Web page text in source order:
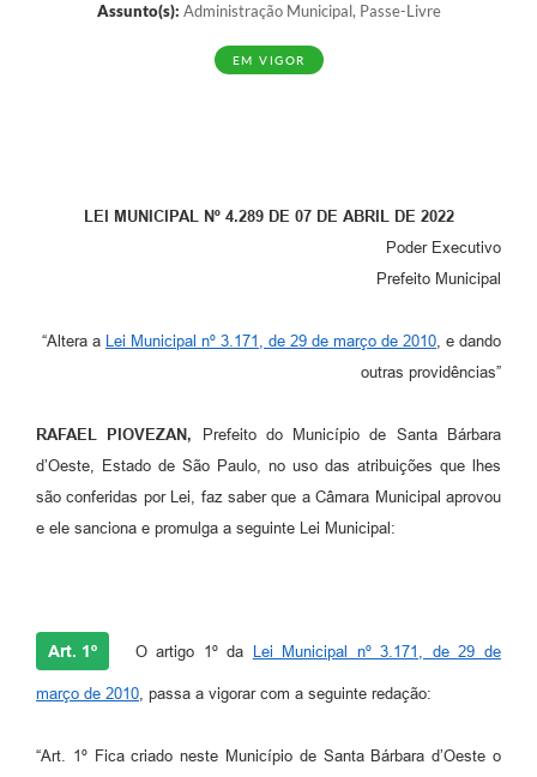
Protocolo
Parcerias com Organização da Sociedade Civil (OSC)
Lei Aldir Blanc
Publicidade
Principal
Galeria de Fotos
Legislação
Assunto(s): Administração Municipal, Passe-Livre
EM VIGOR
LEI MUNICIPAL Nº 4.289 DE 07 DE ABRIL DE 2022
Poder Executivo
Prefeito Municipal
“Altera a Lei Municipal nº 3.171, de 29 de março de 2010, e dando
outras providências”
RAFAEL PIOVEZAN, Prefeito do Município de Santa Bárbara
d’Oeste, Estado de São Paulo, no uso das atribuições que lhes
são conferidas por Lei, faz saber que a Câmara Municipal aprovou
e ele sanciona e promulga a seguinte Lei Municipal:
Art. 1º O artigo 1º da Lei Municipal nº 3.171, de 29 de
março de 2010, passa a vigorar com a seguinte redação:
“Art. 1º Fica criado neste Município de Santa Bárbara d’Oeste o